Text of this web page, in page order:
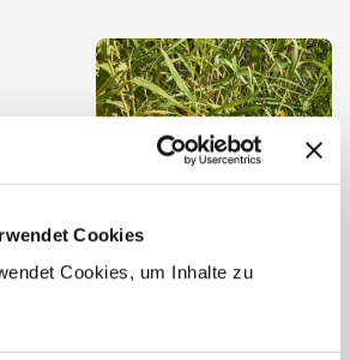
Cookies
Cookies, um Inhalte zu